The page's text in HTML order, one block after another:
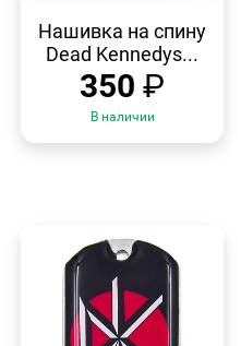
ПРОСМОТР
Нашивка на спину
Dead Kennedys...
350 ₽
В наличии